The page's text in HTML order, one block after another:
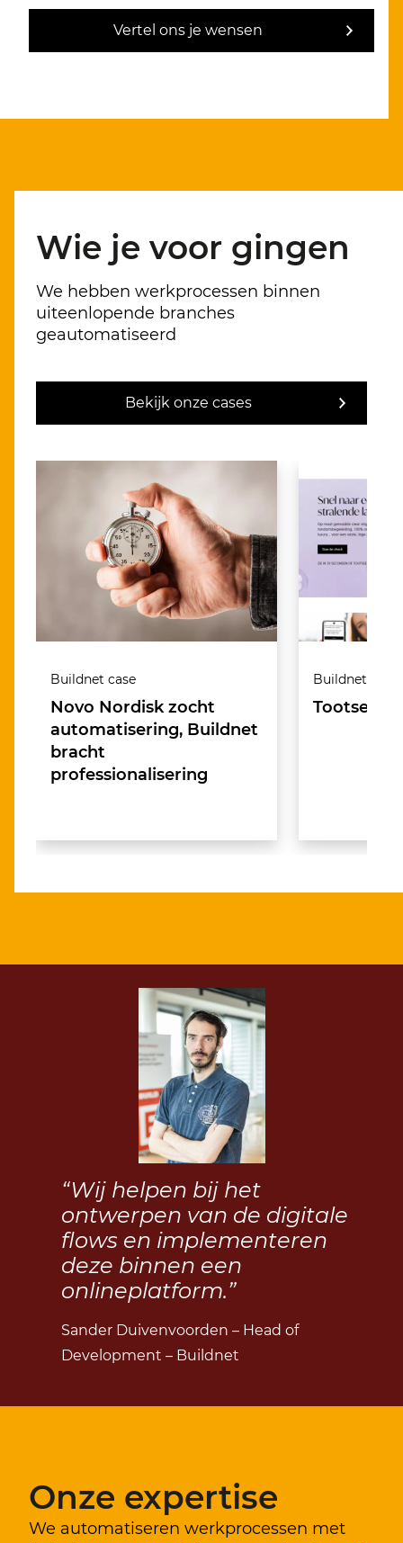
Vertel ons je wensen
Wie je voor gingen
We hebben werkprocessen binnen
uiteenlopende branches
geautomatiseerd
Bekijk onze cases
Buildnet case
Novo Nordisk zocht
automatisering, Buildnet
bracht
professionalisering
Buildnet case
Tootsee
“Wij helpen bij het
ontwerpen van de digitale
flows en implementeren
deze binnen een
onlineplatform.”
Sander Duivenvoorden – Head of
Development – Buildnet
Onze expertise
We automatiseren werkprocessen met